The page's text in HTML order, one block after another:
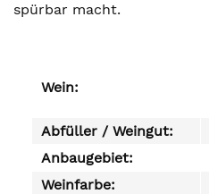
spürbar macht.
Wein:
Abfüller / Weingut:
Anbaugebiet:
Weinfarbe: